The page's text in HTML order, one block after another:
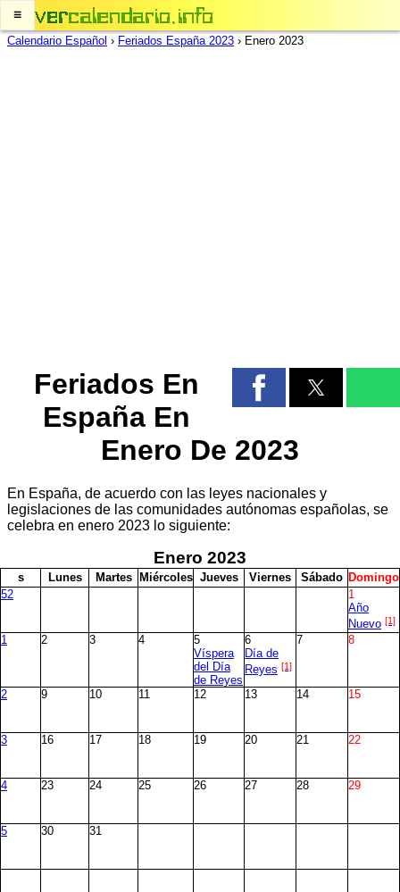
≡
Calendario Español › Feriados España 2023 › Enero 2023
Feriados En
España En
Enero De 2023
En España, de acuerdo con las leyes nacionales y
legislaciones de las comunidades autónomas españolas, se
celebra en enero 2023 lo siguiente:
Enero 2023
s Lunes Martes Miércoles Jueves Viernes Sábado Domingo
52
1
Año
Nuevo [1]
1 2 3 4
5
Víspera
del Día
de Reyes
6
Día de
Reyes [1]
7 8
2 9 10 11 12 13 14 15
3 16 17 18 19 20 21 22
4 23 24 25 26 27 28 29
5 30 31